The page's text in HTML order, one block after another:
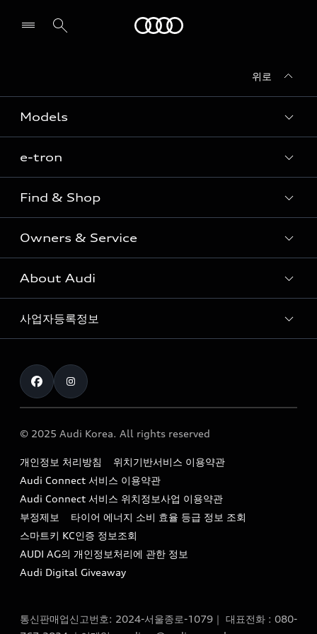
위로
Models
Sedan
SUV
Coupe
S range
e-tron
e-tron
Find & Shop
전시장/AAP 전시장/AS센터
아우디 신차 재고
아우디 모델 비교하기
아우디 공식 인증 중고차
The new Audi A6 Taste Drive 이벤트
Owners & Service
고객안내
Audi Connect
myAudiworld
내비게이션 데이터 다운로드
아우디 영상 매뉴얼
서비스 센터
서비스 프로그램
아우디 e-tron 케어 프로그램
사설수리업체를 위한 권고사항
About Audi
아우디 브랜드
Formula 1
Audi Story
아우디코리아 소식
아우디코리아 소개
아우디 스토리
아우디 브랜드 히스토리
quattro 시스템
사업자등록정보
통신판매업신고번호 : 2024-서울종로-1079
대표자명 : 틸 셰어
딩)
이메일 : audi_m@audi-ccc.co.kr
© 2025 Audi Korea. All rights reserved
개인정보 처리방침
위치기반서비스 이용약관
Audi Connect 서비스 이용약관
Audi Connect 서비스 위치정보사업 이용약관
부정제보
타이어 에너지 소비 효율 등급 정보 조회
스마트키 KC인증 정보조회
AUDI AG의 개인정보처리에 관한 정보
Audi Digital Giveaway
통신판매업신고번호: 2024-서울종로-1079｜ 대표전화 : 080-